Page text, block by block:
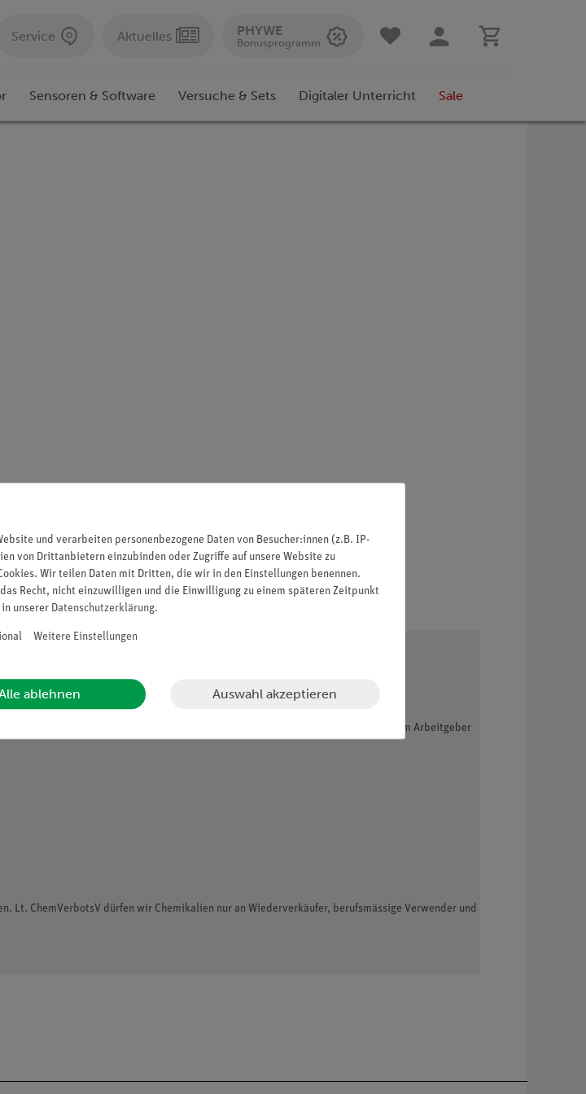
Service Aktuelles PHYWE
Bonusprogramm
Sensoren & Software Versuche & Sets Digitaler Unterricht Sale
daher wird eine Endverbrauchserklärung benötigt (das Sie von ihrem Arbeitgeber
Lt. ChemVerbotsV dürfen wir Chemikalien nur an Wiederverkäufer, berufsmässige Verwender und
und verarbeiten personenbezogene Daten von Besucher:innen (z.B. IP-
von Drittanbietern einzubinden oder Zugriffe auf unsere Website zu
Wir teilen Daten mit Dritten, die wir in den Einstellungen benennen.
Recht, nicht einzuwilligen und die Einwilligung zu einem späteren Zeitpunkt
unserer Daten­schutz­erklärung.
Weitere Einstellungen
ablehnen Auswahl akzeptieren